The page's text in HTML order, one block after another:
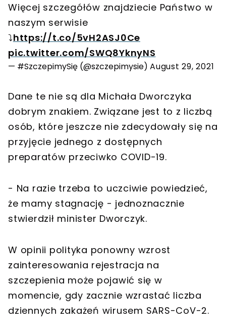
Więcej szczegółów znajdziecie Państwo w
naszym serwisie
⤵️https://t.co/5vH2ASJ0Ce
pic.twitter.com/SWQ8YknyNS
— #SzczepimySię (@szczepimysie) August 29, 2021
Dane te nie są dla Michała Dworczyka
dobrym znakiem. Związane jest to z liczbą
osób, które jeszcze nie zdecydowały się na
przyjęcie jednego z dostępnych
preparatów przeciwko COVID-19.
- Na razie trzeba to uczciwie powiedzieć,
że mamy stagnację - jednoznacznie
stwierdził minister Dworczyk.
W opinii polityka ponowny wzrost
zainteresowania rejestracja na
szczepienia może pojawić się w
momencie, gdy zacznie wzrastać liczba
dziennych zakażeń wirusem SARS-CoV-2.